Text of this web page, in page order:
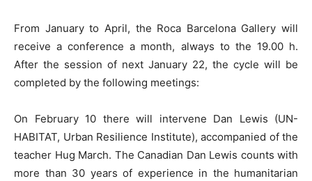
From January to April, the Roca Barcelona Gallery will
receive a conference a month, always to the 19.00 h.
After the session of next January 22, the cycle will be
completed by the following meetings:
On February 10 there will intervene Dan Lewis (UN-
HABITAT, Urban Resilience Institute), accompanied of the
teacher Hug March. The Canadian Dan Lewis counts with
more than 30 years of experience in the humanitarian